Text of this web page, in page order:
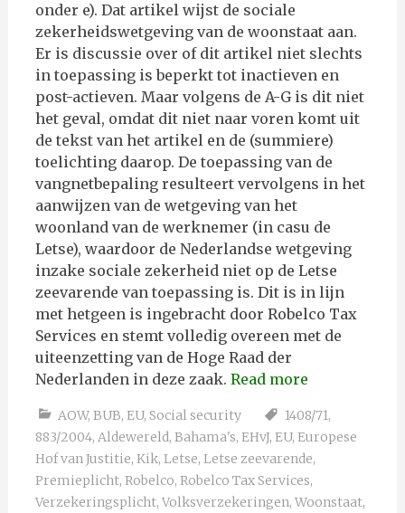
onder e). Dat artikel wijst de sociale
zekerheidswetgeving van de woonstaat aan.
Er is discussie over of dit artikel niet slechts
in toepassing is beperkt tot inactieven en
post-actieven. Maar volgens de A-G is dit niet
het geval, omdat dit niet naar voren komt uit
de tekst van het artikel en de (summiere)
toelichting daarop. De toepassing van de
vangnetbepaling resulteert vervolgens in het
aanwijzen van de wetgeving van het
woonland van de werknemer (in casu de
Letse), waardoor de Nederlandse wetgeving
inzake sociale zekerheid niet op de Letse
zeevarende van toepassing is. Dit is in lijn
met hetgeen is ingebracht door Robelco Tax
Services en stemt volledig overeen met de
uiteenzetting van de Hoge Raad der
Nederlanden in deze zaak. Read more
AOW, BUB, EU, Social security 1408/71,
883/2004, Aldewereld, Bahama's, EHvJ, EU, Europese
Hof van Justitie, Kik, Letse, Letse zeevarende,
Premieplicht, Robelco, Robelco Tax Services,
Verzekeringsplicht, Volksverzekeringen, Woonstaat,